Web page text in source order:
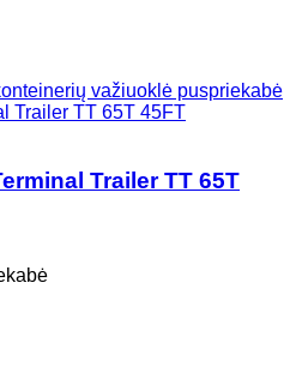
važiuoklė puspriekabė
Trailer TT 65T 45FT
Trailer TT 65T